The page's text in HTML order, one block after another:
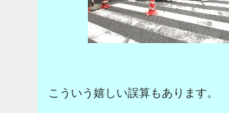
こういう嬉しい誤算もあります。